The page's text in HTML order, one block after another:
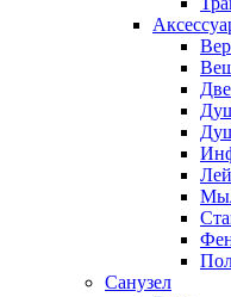
Санузел